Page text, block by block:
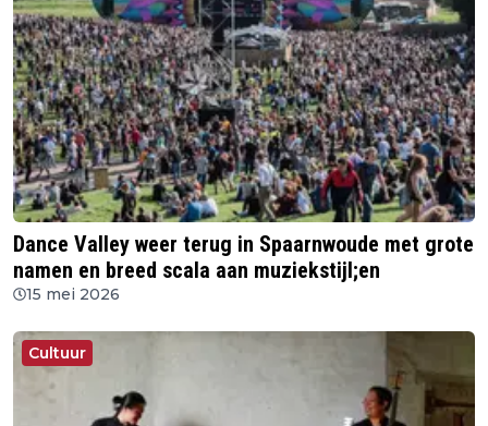
Dance Valley weer terug in Spaarnwoude met grote
namen en breed scala aan muziekstijl;en
15 mei 2026
Cultuur